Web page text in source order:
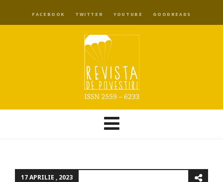
FACEBOOK TWITTER YOUTUBE GOODREADS
17 APRILIE , 2023